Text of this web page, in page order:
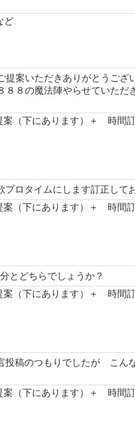
ど
案いただきありがとうござ
８の魔法陣やらせていただ
案（下にあります）＋ 時間
ロタイムにします訂正して
案（下にあります）＋ 時間
とどちらでしょうか？
案（下にあります）＋ 時間
投稿のつもりでしたが こ
案（下にあります）＋ 時間